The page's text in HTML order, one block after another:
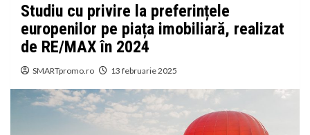
Studiu cu privire la preferințele
europenilor pe piața imobiliară, realizat
de RE/MAX în 2024
SMARTpromo.ro 13 februarie 2025